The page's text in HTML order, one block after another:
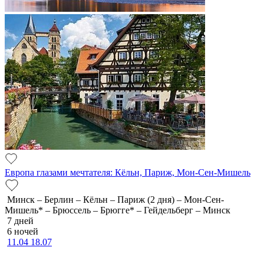
Европа глазами мечтателя: Кёльн, Париж, Мон-Сен-Мишель
Минск – Берлин – Кёльн – Париж (2 дня) – Мон-Сен-
Мишель* – Брюссель – Брюгге* – Гейдельберг – Минск
7 дней
6 ночей
11.04 18.07